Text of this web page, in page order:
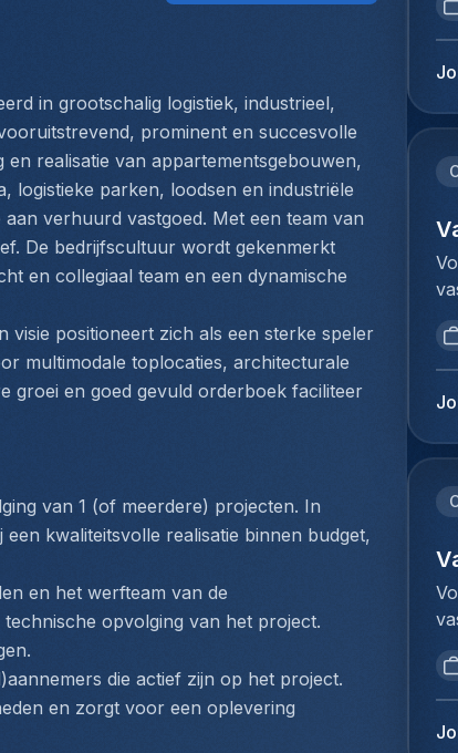
in grootschalig logistiek, industrieel,
prominent en succesvolle
realisatie van appartementsgebouwen,
logistieke parken, loodsen en industriële
verhuurd vastgoed. Met een team van
De bedrijfscultuur wordt gekenmerkt
en collegiaal team en een dynamische
visie positioneert zich als een sterke speler
multimodale toplocaties, architecturale
groei en goed gevuld orderboek faciliteer
van 1 (of meerdere) projecten. In
kwaliteitsvolle realisatie binnen budget,
en het werfteam van de
opvolging van het project.
die actief zijn op het project.
en zorgt voor een oplevering
et